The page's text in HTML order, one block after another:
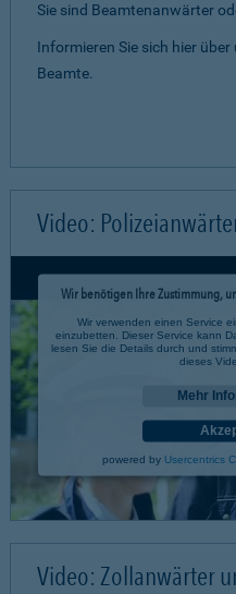
Sie sind Beamtenanwärter
Informieren Sie sich hier
Beamte.
Video:
Wir benötigen Ihre Zustimmung,
Wir verwenden einen Service
einzubetten. Dieser Service kann
lesen Sie die Details durch und
dieses
Mehr
powered by Usercentrics
Video: Zollanwärter